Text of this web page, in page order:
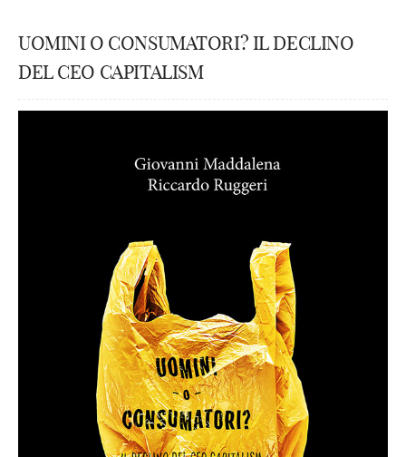
UOMINI O CONSUMATORI? IL DECLINO
DEL CEO CAPITALISM